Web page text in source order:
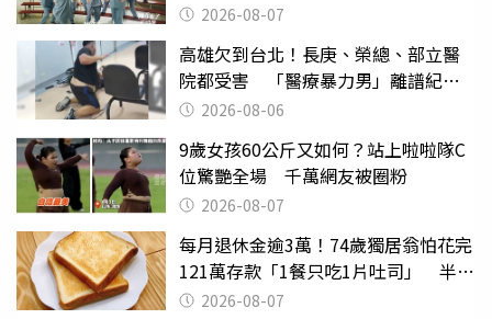
2026-08-07
高雄欠到台北！長庚、榮總、部立醫
院都受害 「醫療暴力男」離譜紀錄
曝光2026-08-06
9歲女孩60公斤又如何？站上啦啦隊C
位驚艷全場 千萬網友被圈粉
2026-08-07
每月退休金逾3萬！74歲獨居翁怕花完
121萬存款「1餐只吃1片吐司」 半年
後暴瘦嚇壞女兒
2026-08-07